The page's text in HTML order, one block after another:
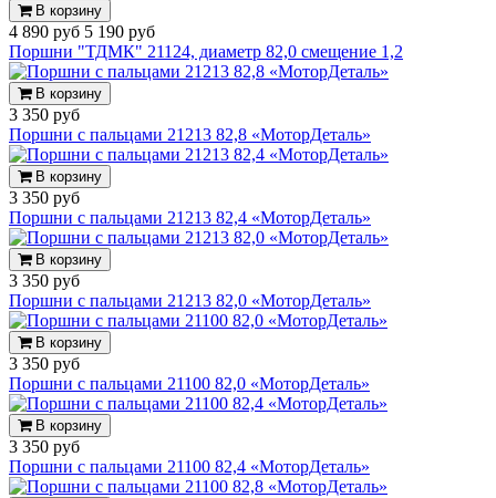
В корзину
4 890 руб 5 190 руб
Поршни "ТДМК" 21124, диаметр 82,0 смещение 1,2
В корзину
3 350 руб
Поршни с пальцами 21213 82,8 «МоторДеталь»
В корзину
3 350 руб
Поршни с пальцами 21213 82,4 «МоторДеталь»
В корзину
3 350 руб
Поршни с пальцами 21213 82,0 «МоторДеталь»
В корзину
3 350 руб
Поршни с пальцами 21100 82,0 «МоторДеталь»
В корзину
3 350 руб
Поршни с пальцами 21100 82,4 «МоторДеталь»